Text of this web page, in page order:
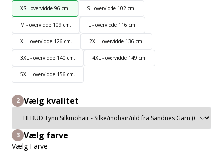
XS - overvidde 96 cm. S - overvidde 102 cm.
M - overvidde 109 cm. L - overvidde 116 cm.
XL - overvidde 126 cm. 2XL - overvidde 136 cm.
3XL - overvidde 140 cm. 4XL - overvidde 149 cm.
5XL - overvidde 156 cm.
2 Vælg kvalitet
3 Vælg farve
Vælg Farve